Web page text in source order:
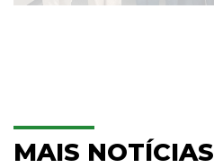
MAIS NOTÍCIAS